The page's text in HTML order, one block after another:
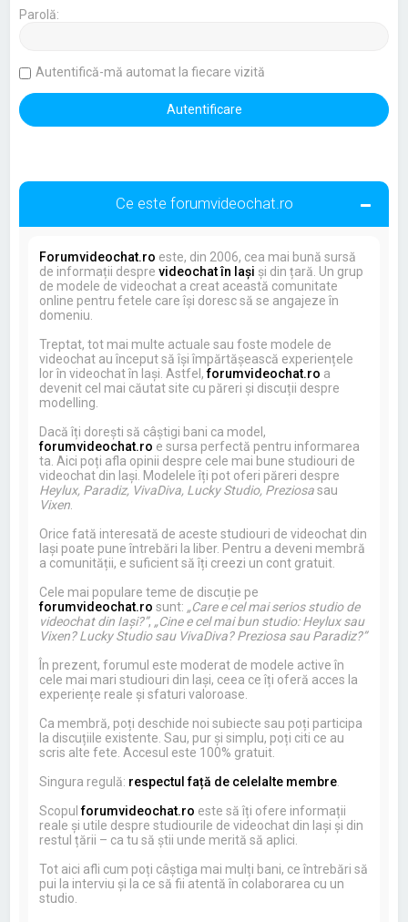
Parolă:
Autentifică-mă automat la fiecare vizită
Ce este forumvideochat.ro
Forumvideochat.ro este, din 2006, cea mai bună sursă
de informații desprevideochat în Iași și din țară. Un grup
de modele de videochat a creat această comunitate
online pentru fetele care își doresc să se angajeze în
domeniu.
Treptat, tot mai multe actuale sau foste modele de
videochat au început să își împărtășească experiențele
lor în videochat în Iași. Astfel,forumvideochat.ro a
devenit cel mai căutat site cu păreri și discuții despre
modelling.
Dacă îți dorești să câștigi bani ca model,
forumvideochat.ro e sursa perfectă pentru informarea
ta. Aici poți afla opinii despre cele mai bune studiouri de
videochat din Iași. Modelele îți pot oferi păreri despre
Heylux, Paradiz, VivaDiva, Lucky Studio, Preziosasau
Vixen.
Orice fată interesată de aceste studiouri de videochat din
Iași poate pune întrebări la liber. Pentru a deveni membră
a comunității, e suficient să îți creezi un cont gratuit.
Cele mai populare teme de discuție pe
forumvideochat.ro sunt: „Care e cel mai serios studio de
videochat din Iași?”, „Cine e cel mai bun studio: Heylux sau
Vixen? Lucky Studio sau VivaDiva? Preziosa sau Paradiz?”
În prezent, forumul este moderat de modele active în
cele mai mari studiouri din Iași, ceea ce îți oferă acces la
experiențe reale și sfaturi valoroase.
Ca membră, poți deschide noi subiecte sau poți participa
la discuțiile existente. Sau, pur și simplu, poți citi ce au
scris alte fete. Accesul este 100% gratuit.
Singura regulă: respectul față de celelalte membre.
Scopulforumvideochat.ro este să îți ofere informații
reale și utile despre studiourile de videochat din Iași și din
restul țării – ca tu să știi unde merită să aplici.
Tot aici afli cum poți câștiga mai mulți bani, ce întrebări să
pui la interviu și la ce să fii atentă în colaborarea cu un
studio.